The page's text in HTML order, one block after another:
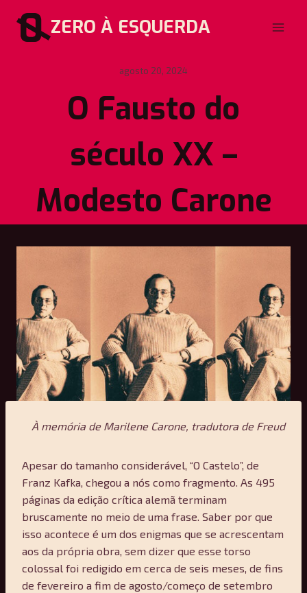
para
ZERO À ESQUERDA
agosto 20, 2024
O Fausto do
século XX –
Modesto Carone
À memória de Marilene Carone, tradutora de Freud
Apesar do tamanho considerável, “O Castelo”, de
Franz Kafka, chegou a nós como fragmento. As 495
páginas da edição crítica alemã terminam
bruscamente no meio de uma frase. Saber por que
isso acontece é um dos enigmas que se acrescentam
aos da própria obra, sem dizer que esse torso
colossal foi redigido em cerca de seis meses, de fins
de fevereiro a fim de agosto/começo de setembro